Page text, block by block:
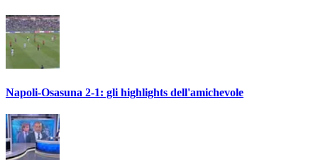
Napoli-Osasuna 2-1: gli highlights dell'amichevole